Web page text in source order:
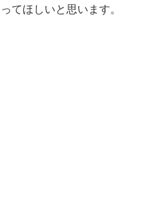
てほしいと思います。